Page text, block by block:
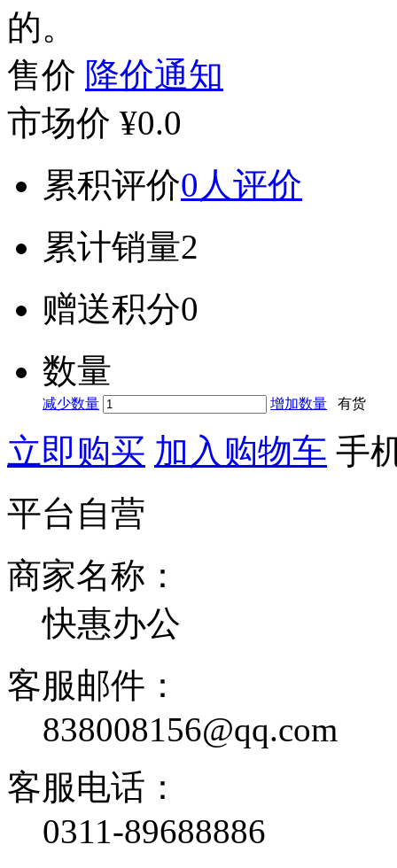
的。
售价 降价通知
市场价 ¥0.0
累积评价0人评价
累计销量2
赠送积分0
数量
减少数量 增加数量 有货
立即购买 加入购物车 手
平台自营
商家名称：
快惠办公
客服邮件：
838008156@qq.com
客服电话：
0311-89688886